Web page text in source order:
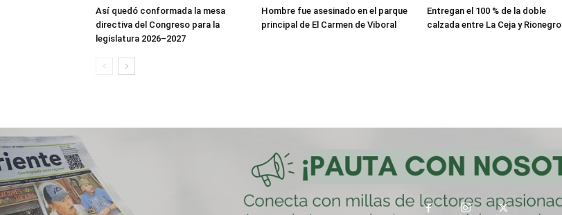
Así quedó conformada la mesa
directiva del Congreso para la
legislatura 2026–2027
Hombre fue asesinado en el parque
principal de El Carmen de Viboral
Entregan el 100 % de la doble
calzada entre La Ceja y Rionegro